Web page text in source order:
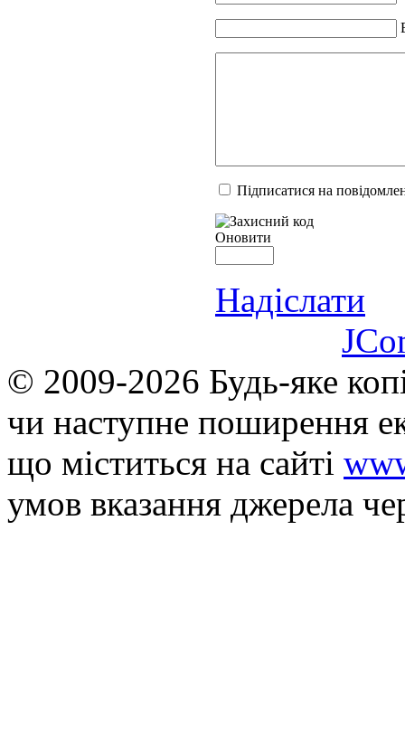
Підписатися на
Оновити
Надіслати
© 2009-2026 Будь-яке
чи наступне поширення
що мiститься на сайті
умов вказання джерела